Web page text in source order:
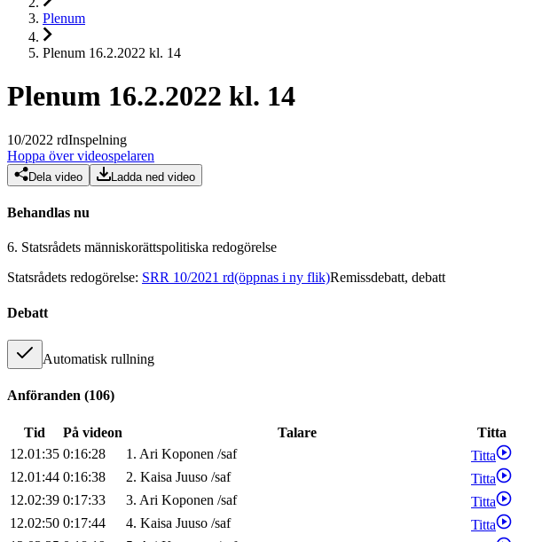
Plenum
Plenum 16.2.2022 kl. 14
Plenum 16.2.2022 kl. 14
10/2022 rdInspelning
Hoppa över videospelaren
Dela video Ladda ned video
Behandlas nu
6. Statsrådets människorättspolitiska redogörelse
Statsrådets redogörelse: SRR 10/2021 rd(öppnas i ny flik)Remissdebatt, debatt
Debatt
Automatisk rullning
Anföranden (106)
Tid På videon Talare
Titta
12.01:35 0:16:28 1. Ari Koponen /saf
Titta
12.01:44 0:16:38 2. Kaisa Juuso /saf
Titta
12.02:39 0:17:33 3. Ari Koponen /saf
Titta
12.02:50 0:17:44 4. Kaisa Juuso /saf
Titta